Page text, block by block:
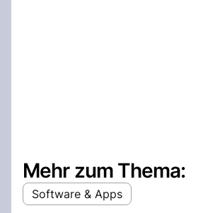
Mehr zum Thema:
Software & Apps